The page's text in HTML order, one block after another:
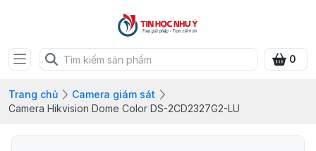
0
Trang chủ
Camera giám sát
Camera Hikvision Dome Color DS-2CD2327G2-LU